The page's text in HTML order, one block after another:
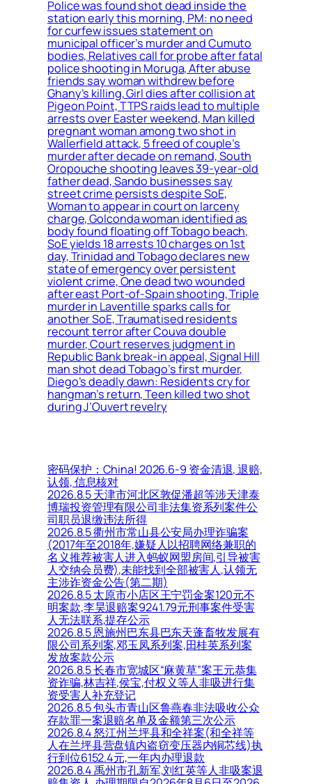
Police was found shot dead inside the
station early this morning, PM: no need
for curfew issues statement on
municipal officer’s murder and Cumuto
bodies, Relatives call for probe after fatal
police shooting in Moruga, After abuse
friends say woman withdrew before
Ghany’s killing, Girl dies after collision at
Pigeon Point, TTPS raids lead to multiple
arrests over Easter weekend, Man killed
pregnant woman among two shot in
Wallerfield attack, 5 freed of couple’s
murder after decade on remand, South
Oropouche shooting leaves 39-year-old
father dead, Sando businesses say
street crime persists despite SoE,
Woman to appear in court on larceny
charge, Golconda woman identified as
body found floating off Tobago beach,
SoE yields 18 arrests 10 charges on 1st
day, Trinidad and Tobago declares new
state of emergency over persistent
violent crime, One dead two wounded
after east Port-of-Spain shooting, Triple
murder in Laventille sparks calls for
another SoE, Traumatised residents
recount terror after Couva double
murder, Court reserves judgment in
Republic Bank break-in appeal, Signal Hill
man shot dead Tobago’s first murder,
Diego’s deadly dawn: Residents cry for
hangman’s return, Teen killed two shot
during J’Ouvert revelry
密码保护：China! 2026.6-9 资金清退, 退赔,
认领, 信息核对
2026.8.5 天津市河北区敦促潘超等涉天津泰
博瑞投资管理有限公司非法集资系列案件公
司职员退缴违法所得
2026.8.5 衢州市常山县公安局办理诈骗案
(2017年至2018年,嫌疑人以招聘网络兼职的
名义推荐被害人进入蚂蚁网盟房间,引导被害
人交纳会员费),未能找到全部被害人,认领无
主涉诈资金公告(第二期)
2026.8.5 太原市小店区王宁罚金案120元不
明案款,李昊退赔案9241.79元刑事案件受害
人无法联系,提存公示
2026.8.5 恩施州巴东县巴东天蓬畜牧发展有
限公司系列案,邓玉凤系列案,田桂英系列案
发放案款公示
2026.8.5 长春市宽城区“麻黄草”案王元恭集
资诈骗,林吉祥,侯宝,付权义等人非吸进行集
资受害人补充登记
2026.8.5 包头市青山区鲁燕春非法吸收公众
存款罪一案退赔名单及金额第三次公示
2026.8.4 怒江州兰坪县和全祥案(和全祥等
人在兰坪县营盘镇内盗窃变压器内铜芯线)执
行到位6152.4元,一年内办理退款
2026.8.4 禹州市孔新军,刘红英等人非吸案退